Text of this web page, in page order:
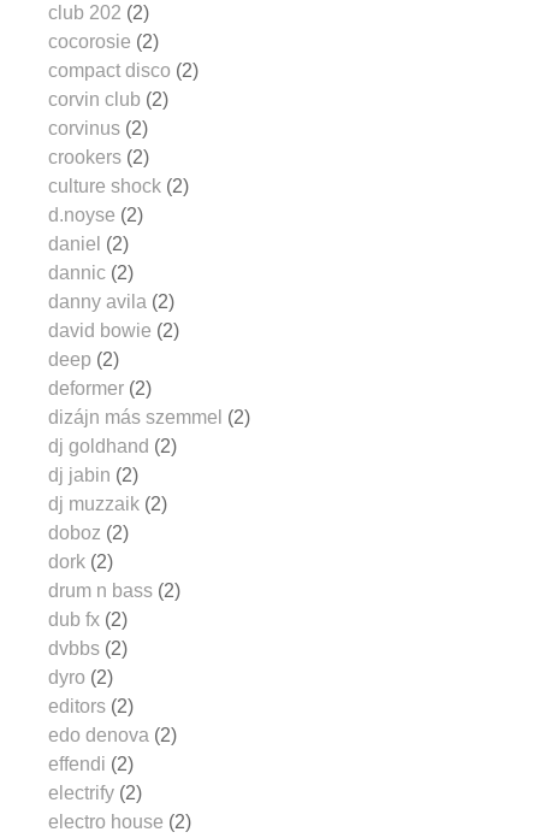
club 202 (2)
cocorosie (2)
compact disco (2)
corvin club (2)
corvinus (2)
crookers (2)
culture shock (2)
d.noyse (2)
daniel (2)
dannic (2)
danny avila (2)
david bowie (2)
deep (2)
deformer (2)
dizájn más szemmel (2)
dj goldhand (2)
dj jabin (2)
dj muzzaik (2)
doboz (2)
dork (2)
drum n bass (2)
dub fx (2)
dvbbs (2)
dyro (2)
editors (2)
edo denova (2)
effendi (2)
electrify (2)
electro house (2)